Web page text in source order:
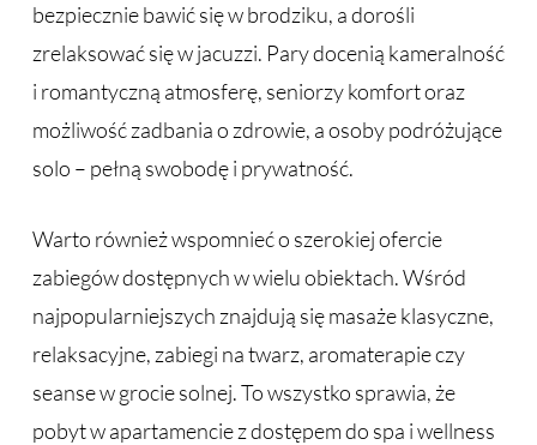
bezpiecznie bawić się w brodziku, a dorośli
zrelaksować się w jacuzzi. Pary docenią kameralność
i romantyczną atmosferę, seniorzy komfort oraz
możliwość zadbania o zdrowie, a osoby podróżujące
solo – pełną swobodę i prywatność.
Warto również wspomnieć o szerokiej ofercie
zabiegów dostępnych w wielu obiektach. Wśród
najpopularniejszych znajdują się masaże klasyczne,
relaksacyjne, zabiegi na twarz, aromaterapie czy
seanse w grocie solnej. To wszystko sprawia, że
pobyt w apartamencie z dostępem do spa i wellness